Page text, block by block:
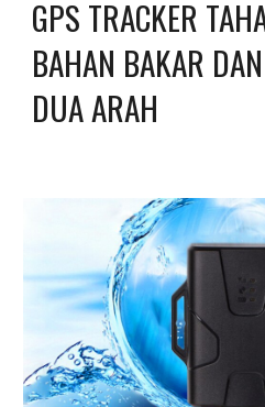
GPS TRACKER
BAHAN BAKAR
DUA ARAH